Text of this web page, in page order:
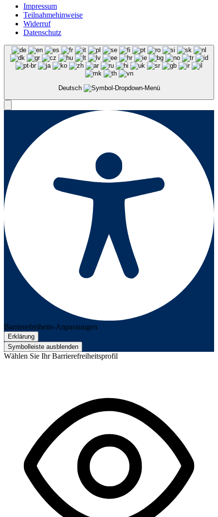
Impressum
Teilnahmehinweise
Widerruf
Datenschutz
Deutsch
Barrierefreiheits-Anpassungen
Erklärung
Symbolleiste ausblenden
Wählen Sie Ihr Barrierefreiheitsprofil